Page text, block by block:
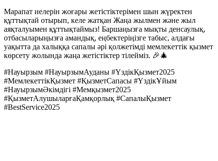
Марапат иелерін жоғары жетістіктерімен шын жүректен
құттықтай отырып, келе жатқан Жаңа жылмен және жыл
аяқталуымен құттықтаймыз! Баршаңызға мықты денсаулық,
отбасыларыңызға амандық, еңбектеріңізге табыс, алдағы
уақытта да халыққа сапалы әрі қолжетімді мемлекеттік қызмет
көрсету жолында жаңа жетістіктер тілейміз. 🎉🎄
#Науырзым #НауырзымАуданы #ҮздікҚызмет2025
#МемлекеттікҚызмет #ҚызметСапасы #ҮздікҰйым
#НауырзымӘкімдігі #Мемқызмет2025
#ҚызметАлушыларғаҚамқорлық #СапалыҚызмет
#BestService2025